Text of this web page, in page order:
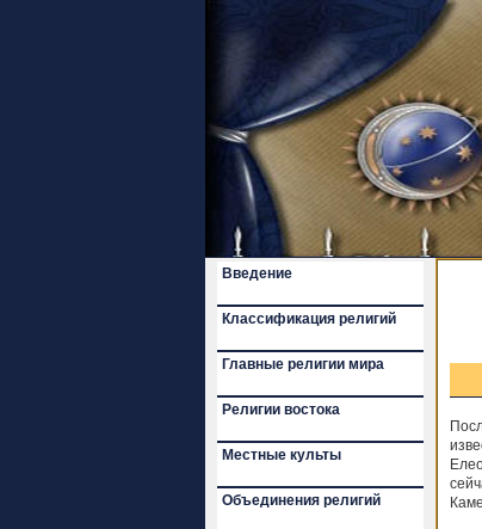
Введение
Классификация религий
Главные религии мира
Религии востока
Местные культы
Объединения религий